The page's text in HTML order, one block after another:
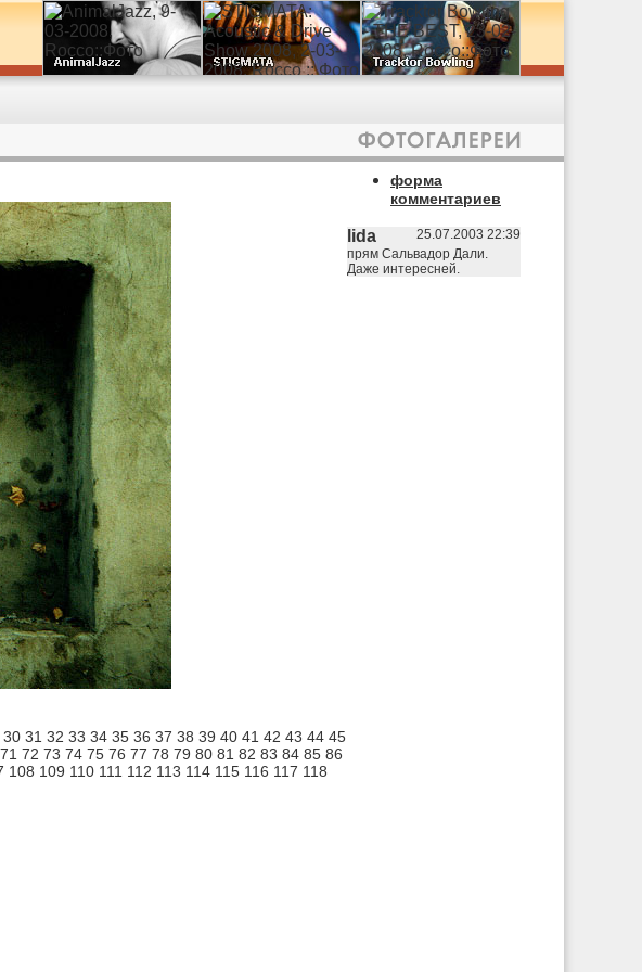
30 31 32 33 34 35 36 37 38 39 40 41 42 43 44 45
71 72 73 74 75 76 77 78 79 80 81 82 83 84 85 86
108 109 110 111 112 113 114 115 116 117 118
форма
комментариев
lida
25.07.2003 22:39
прям Сальвадор Дали.
Даже интересней.